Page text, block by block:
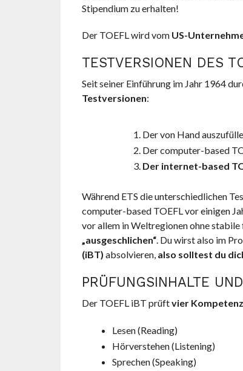
Stipendium zu erhalten!
Der TOEFL wird vom US-
TESTVERSIONEN DES
Seit seiner Einführung im Jahr 1964
Testversionen:
Der von Hand
Der computer-based
Der internet-based
Während ETS die unterschiedlichen
computer-based TOEFL vor einigen
vor allem in Weltregionen ohne
„ausgeschlichen“. Du wirst also im
(iBT) absolvieren,also solltest du
PRÜFUNGSINHALTE
Der TOEFL iBT prüftvier
Lesen (Reading)
Hörverstehen (Listening)
Sprechen (Speaking)